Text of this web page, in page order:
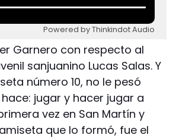
Powered by Thinkindot Audio
Garnero con respecto al
sanjuanino Lucas Salas. Y
número 10, no le pesó
jugar y hacer jugar a
vez en San Martín y
que lo formó, fue el